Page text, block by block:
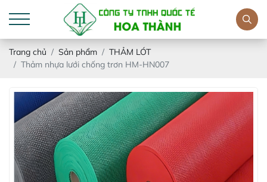
Trang chủ Sản phẩm
THẢM LÓT
Thảm nhựa lưới chống trơn HM-HN007